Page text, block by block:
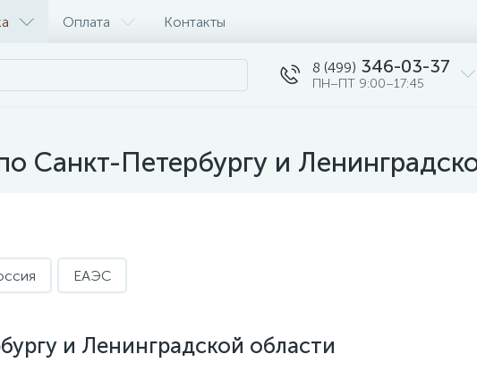
Оплата Контакты
8 (499) 346-03-37
ПН–ПТ 9:00–17:45
Санкт-Петербургу и
ЕАЭС
и Ленинградской области